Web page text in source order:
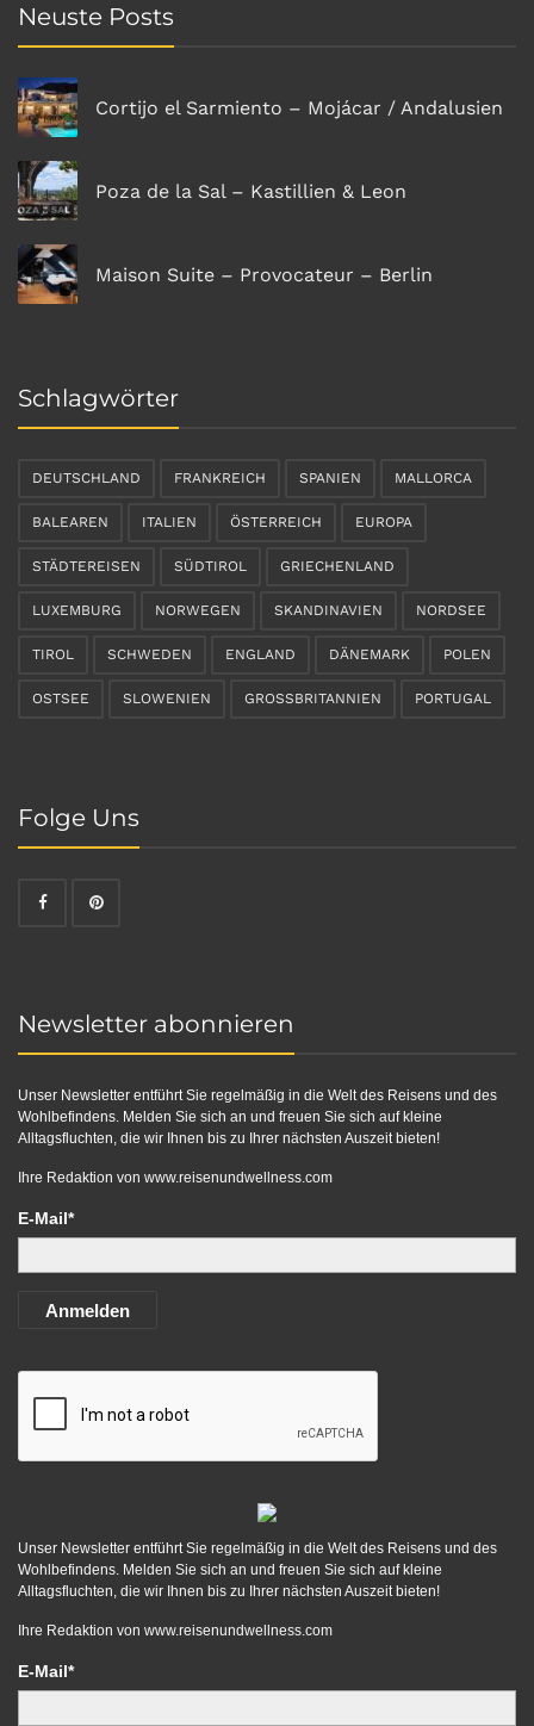
Neuste Posts
Cortijo el Sarmiento – Mojácar / Andalusien
Poza de la Sal – Kastillien & Leon
Maison Suite – Provocateur – Berlin
Schlagwörter
DEUTSCHLAND FRANKREICH SPANIEN MALLORCA
BALEAREN ITALIEN ÖSTERREICH EUROPA
STÄDTEREISEN SÜDTIROL GRIECHENLAND
LUXEMBURG NORWEGEN SKANDINAVIEN NORDSEE
TIROL SCHWEDEN ENGLAND DÄNEMARK POLEN
OSTSEE SLOWENIEN GROSSBRITANNIEN PORTUGAL
Folge Uns
Newsletter abonnieren
Unser Newsletter entführt Sie regelmäßig in die Welt des Reisens und des
Wohlbefindens. Melden Sie sich an und freuen Sie sich auf kleine
Alltagsfluchten, die wir Ihnen bis zu Ihrer nächsten Auszeit bieten!
Ihre Redaktion von www.reisenundwellness.com
E-Mail*
Anmelden
Unser Newsletter entführt Sie regelmäßig in die Welt des Reisens und des
Wohlbefindens. Melden Sie sich an und freuen Sie sich auf kleine
Alltagsfluchten, die wir Ihnen bis zu Ihrer nächsten Auszeit bieten!
Ihre Redaktion von www.reisenundwellness.com
E-Mail*